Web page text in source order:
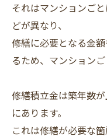
それはマンションご
どが異なり、
修繕に必要となる金
るため、マンションご
修繕積立金は築年数
にあります。
これは修繕が必要な箇